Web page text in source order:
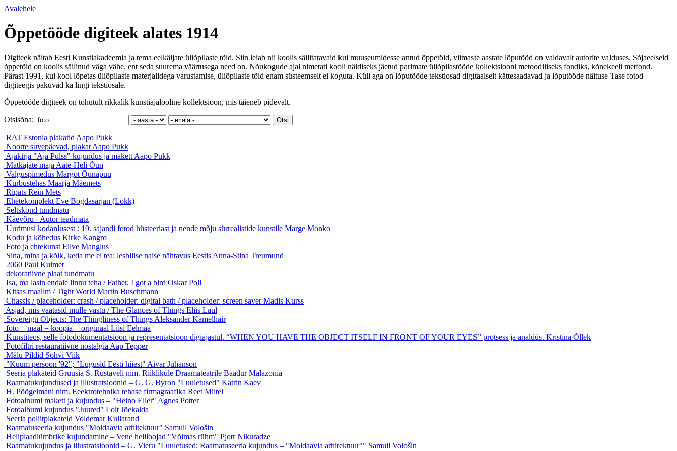
Avalehele
Õppetööde digiteek alates 1914
Digiteek näitab Eesti Kunstiakadeemia ja tema eelkäijate üliõpilaste töid. Siin leiab nii koolis säilitatavaid kui muuseumidesse antud õppetöid, viimaste aastate lõputööd on valdavalt autorite valduses. Sõjaeelseid
õppetöid on koolis säilinud väga vähe. ent seda suurema väärtusega need on. Nõukogude ajal nimetati kooli näidiseks jäetud parimate üliõpilastööde kollektsiooni metoodiliseks fondiks, kõnekeeli metfond.
Pärast 1991, kui kool lõpetas üliõpilaste materjalidega varustamise, üliõpilaste töid enam süsteemselt ei koguta. Küll aga on lõputööde tekstiosad digitaalselt kättesaadavad ja lõputööde näituse Tase fotod
digiteegis pakuvad ka lingi tekstiosale.
Õppetööde digiteek on tohutult rikkalik kunstiajalooline kollektsioon, mis täieneb pidevalt.
Otsisõna:
RAT Estonia plakatid Aapo Pukk
Noorte suvepäevad, plakat Aapo Pukk
Ajakirja "Aja Pulss" kujundus ja makett Aapo Pukk
Matkajate maja Aate-Heli Õun
Valguspimedus Margot Õunapuu
Kurbustehas Maarja Mäemets
Ripats Rein Mets
Ehetekomplekt Eve Bogdasarjan (Lokk)
Seltskond tundmatu
Käevõru - Autor teadmata
Uurimusi kodanlusest : 19. sajandi fotod hüsteeriast ja nende mõju sürrealistide kunstile Marge Monko
Kodu ja kõhedus Kirke Kangro
Foto ja ehtekunst Eilve Manglus
Sina, mina ja kõik, keda me ei tea: lesbilise naise nähtavus Eestis Anna-Stina Treumund
2060 Paul Kuimet
dekoratiivne plaat tundmatu
Isa, ma lasin endale linnu teha / Father, I got a bird Oskar Poll
Kitsas maailm / Tight World Martin Buschmann
Chassis / placeholder: crash / placeholder: digital bath / placeholder: screen saverMadis Kurss
Asjad, mis vaatasid mulle vastu / The Glances of Things Eliis Laul
Sovereign Objects: The Thingliness of Things Aleksander Kamelhair
foto + maal = koopia + originaal Liisi Eelmaa
Kunstiteos, selle fotodokumentatsioon ja representatsioon digiajastul. “WHEN YOU HAVE THE OBJECT ITSELF IN FRONT OF YOUR EYES” protsess ja analüüs. Kristina Õllek
Fotofiltri restauratiivne nostalgia Aap Tepper
Mälu Pildid Sohvi Viik
"Kuum persoon '92"; "Lugusid Eesti hiiest" Aivar Juhanson
Seeria plakateid Gruusia S. Rustaveli nim. Riiklikule Draamateatrile Baadur Malazonia
Raamatukujundused ja illustratsioonid – G. G. Byron "Luuletused" Katrin Kaev
H. Pöögelmani nim. Eeektrotehnika tehase firmagraafika Reet Miitel
Fotoalnumi makett ja kujundus – "Heino Eller" Agnes Potter
Fotoalbumi kujundus "Juured" Loit Jõekalda
Seeria poliitplakateid Voldemar Kullarand
Raamatuseeria kujundus "Moldaavia arhitektuur" Samuil Vološin
Heliplaadiümbrike kujundamine – Vene heliloojad "Võimas rühm" Pjotr Nikuradze
Raamatukujundus ja illustratsioonid – G. Vieru "Luuletused; Raamatuseeria kujundus – "Moldaavia arhitektuur"" Samuil Vološin